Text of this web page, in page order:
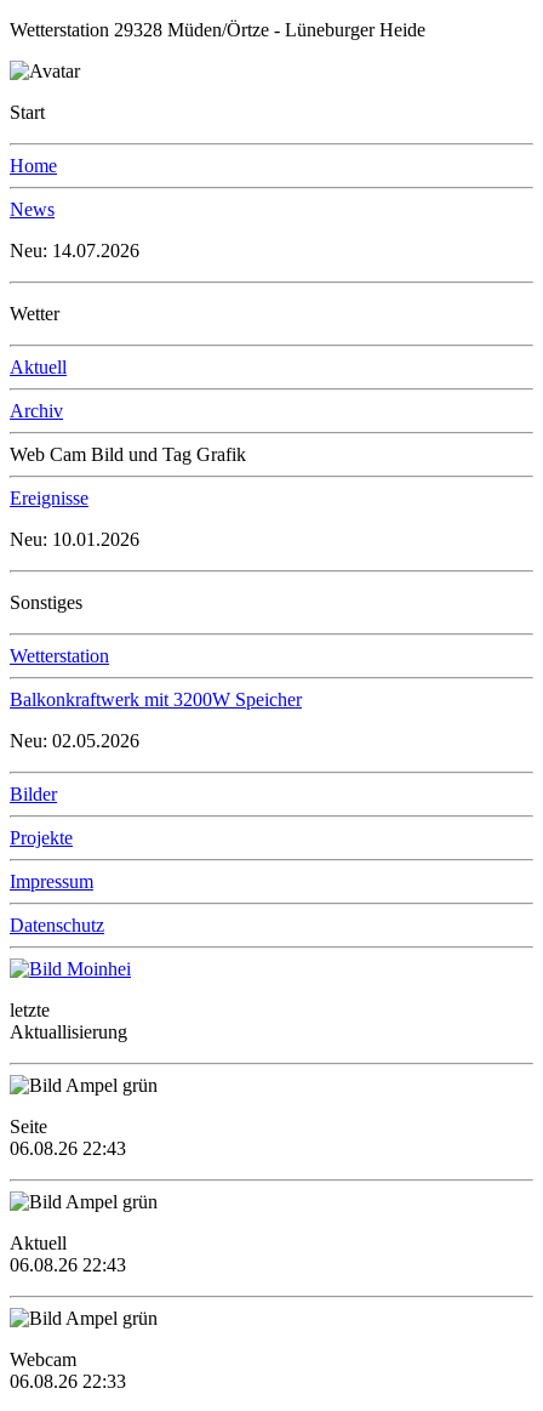
Wetterstation 29328 Müden/Örtze - Lüneburger Heide
Start
Home
News
Neu: 14.07.2026
Wetter
Aktuell
Archiv
Web Cam Bild und Tag Grafik
Ereignisse
Neu: 10.01.2026
Sonstiges
Wetterstation
Balkonkraftwerk mit 3200W Speicher
Neu: 02.05.2026
Bilder
Projekte
Impressum
Datenschutz
letzte
Aktuallisierung
Seite
06.08.26 22:43
Aktuell
06.08.26 22:43
Webcam
06.08.26 22:33